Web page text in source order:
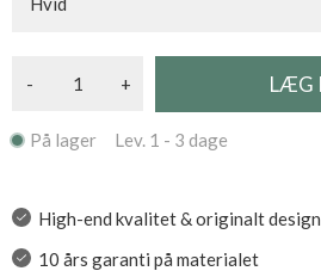
- +
På lager Lev. 1 - 3 dage
High-end kvalitet & originalt design
10 års garanti på materialet